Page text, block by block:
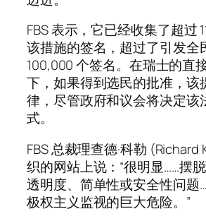
FBS 表示，它已经收集了超过
该措施的签名，超过了引发全
100,000 个签名。在瑞士的直
下，如果得到选民的批准，该
律，尽管政府和议会将决定该
式。
FBS 总裁理查德·科勒 (Richard
织的网站上说：“很明显……摆
透明度、简单性或安全性问题
极权主义监视的巨大危险。”